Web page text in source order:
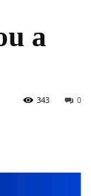
a
0
343